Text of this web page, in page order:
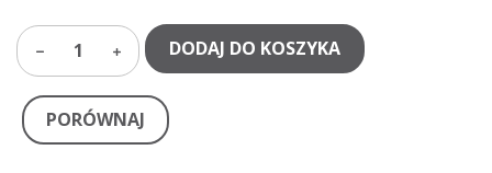
1 DODAJ DO KOSZYKA
PORÓWNAJ